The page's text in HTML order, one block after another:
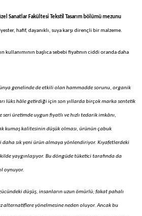
Sanatlar Fakültesi Tekstil Tasarım bölümü mezunu
hafif, dayanıklı, suya karşı dirençli bir malzeme.
kullanımının başlıca sebebi fiyatının ciddi oranda daha
genelinde de etkili olan hammadde sorunu, organik
lüks hâle getirdiği için son yıllarda birçok marka sentetik
seri üretimde uygun fiyatlı ve hızlı tedarik imkânı,
kumaş kalitesinin düşük olması, ürünün çabuk
sık yeni ürün almaya yönlendiriyor. Kıyafetlerdeki
yaygınlaşıyor. Bu döngüde tüketici tarafında da
oynuyor.
düşüş, insanların uzun ömürlü; fakat pahalı
alternatiflere yönelmesine neden oluyor. Ancak bu